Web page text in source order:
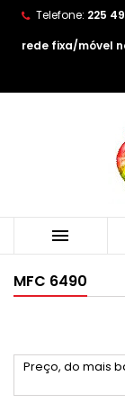
Telefone: 225
rede fixa/móvel

MFC 6490
Preço, do mais
As
Create
Wishlist name
Entrar
You need
wishlist.